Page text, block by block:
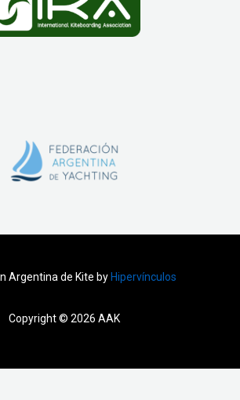
Argentina de Kite by Hipervínculos
Copyright © 2026 AAK